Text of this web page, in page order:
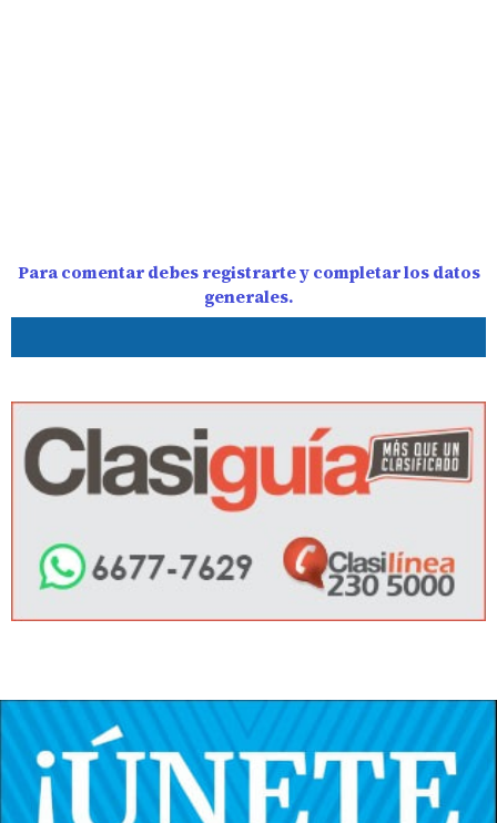
Para comentar debes registrarte y completar los datos
generales.